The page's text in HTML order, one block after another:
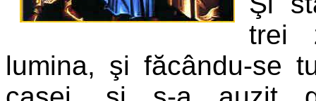
trei
lumina, şi făcându-se